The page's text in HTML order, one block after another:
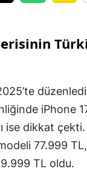
iPhone
ise dikkat
77.999
TL oldu.